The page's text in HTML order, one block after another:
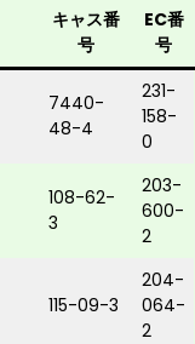
キャス番
号
EC番
号
7440-
48-4
231-
158-
0
108-62-
3
203-
600-
2
115-09-3
204-
064-
2